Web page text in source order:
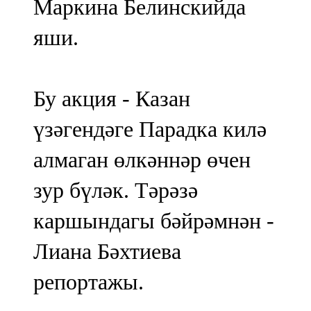
Маркина Белинскийда
яши.
Бу акция - Казан
үзәгендәге Парадка килә
алмаган өлкәннәр өчен
зур бүләк. Тәрәзә
каршындагы бәйрәмнән -
Лиана Бәхтиева
репортажы.